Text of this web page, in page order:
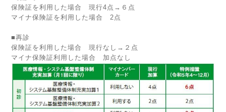
保険証を利用した場合 現行4点→６点
マイナ保険証を利用した場合 2点
■再診
保険証を利用した場合 現行なし→２点
マイナ保険証利用した場合 加点なし